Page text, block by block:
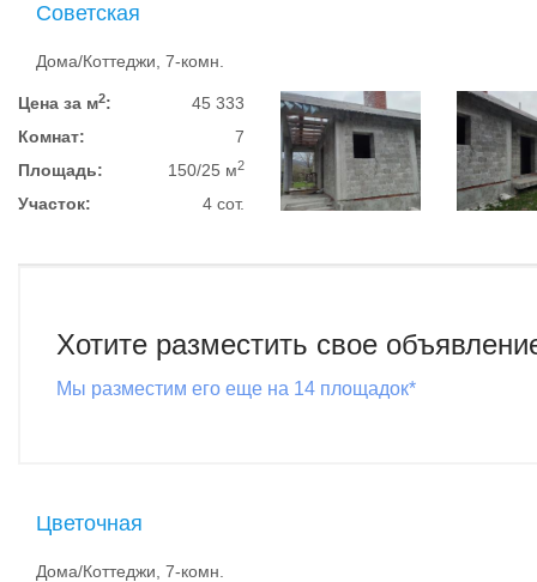
Советская
Дома/Коттеджи, 7-комн.
Цена за м2:
45 333
Комнат:
7
Площадь:
150/25 м2
Участок: 4 сот.
Хотите разместить свое
Мы разместим его еще на 14 площадок*
Цветочная
Дома/Коттеджи, 7-комн.